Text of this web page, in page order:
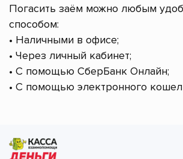
Погасить заём можно любым
способом:
• Наличными в офисе;
• Через личный кабинет;
• С помощью СберБанк Онлайн;
• С помощью электронного